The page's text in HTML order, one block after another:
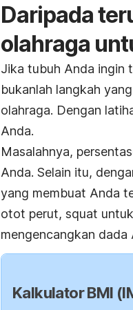
Daripada
olahraga
Jika tubuh Anda ingin
bukanlah langkah
olahraga. Dengan
Anda.
Masalahnya,
Anda. Selain itu,
yang membuat Anda
otot perut, squat
mengencangkan dada
Kalkulator BMI